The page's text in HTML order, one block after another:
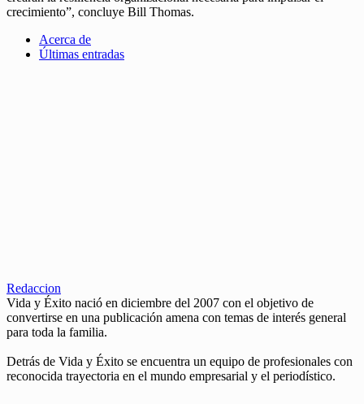
crecimiento”, concluye Bill Thomas.
Acerca de
Últimas entradas
Redaccion
Vida y Éxito nació en diciembre del 2007 con el objetivo de
convertirse en una publicación amena con temas de interés general
para toda la familia.
Detrás de Vida y Éxito se encuentra un equipo de profesionales con
reconocida trayectoria en el mundo empresarial y el periodístico.